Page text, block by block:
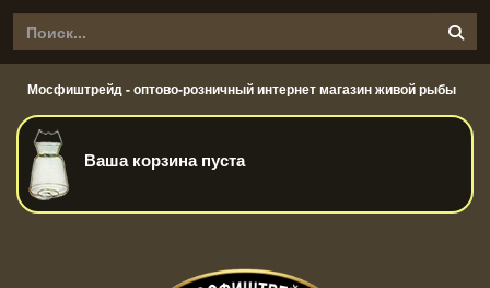
Мосфиштрейд - оптово-розничный интернет магазин живой рыбы
Ваша корзина пуста